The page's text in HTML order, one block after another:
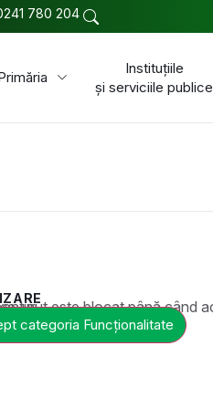
780 204
Instituțiile
și serviciile publice
corespunzătoare de cookie-uri.
categoria Funcționalitate